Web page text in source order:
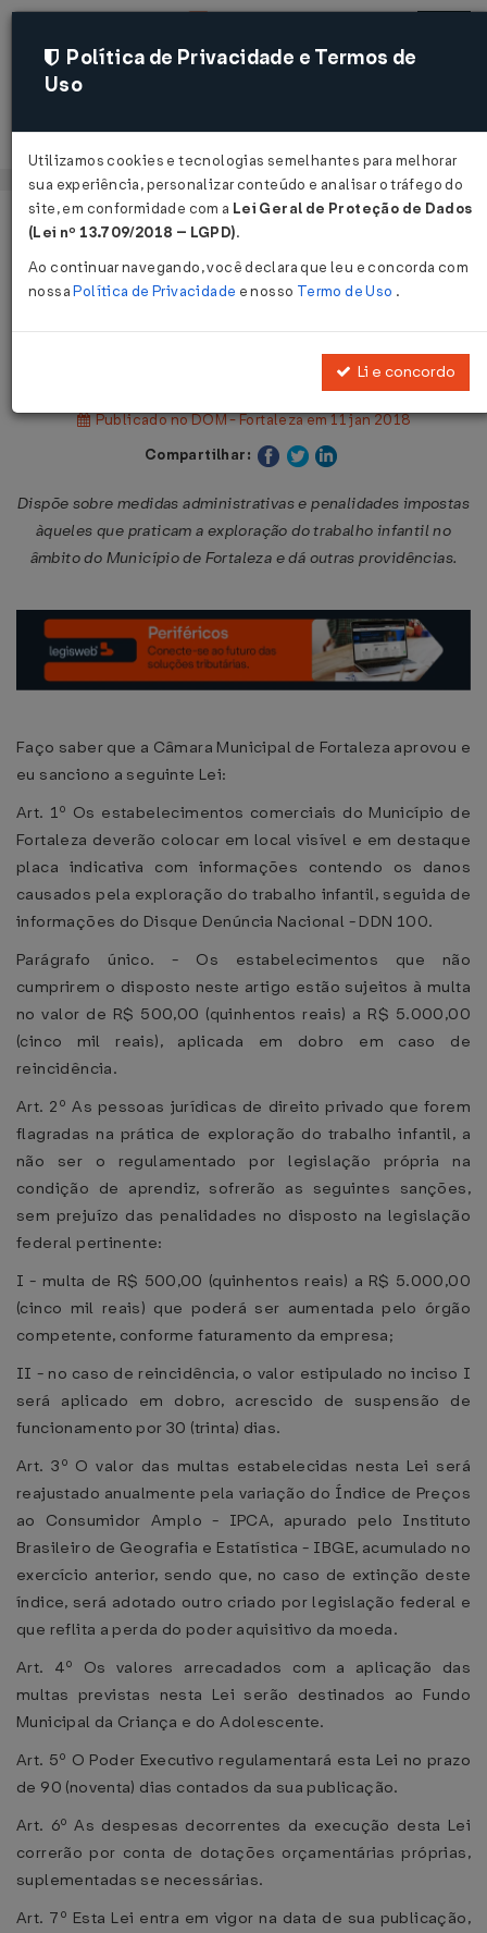
Acessar
Página Inicial
Legislações
Lei Nº 10661 DE 29/12/2017
Publicado no DOM - Fortaleza em 11 jan 2018
Compartilhar:
Dispõe sobre medidas administrativas e penalidades impostas
àqueles que praticam a exploração do trabalho infantil no
âmbito do Município de Fortaleza e dá outras providências.
Faço saber que a Câmara Municipal de Fortaleza aprovou e
eu sanciono a seguinte Lei:
Art. 1º Os estabelecimentos comerciais do Município de
Fortaleza deverão colocar em local visível e em destaque
placa indicativa com informações contendo os danos
causados pela exploração do trabalho infantil, seguida de
informações do Disque Denúncia Nacional - DDN 100.
Parágrafo único. - Os estabelecimentos que não
cumprirem o disposto neste artigo estão sujeitos à multa
no valor de R$ 500,00 (quinhentos reais) a R$ 5.000,00
(cinco mil reais), aplicada em dobro em caso de
reincidência.
Art. 2º As pessoas jurídicas de direito privado que forem
flagradas na prática de exploração do trabalho infantil, a
não ser o regulamentado por legislação própria na
condição de aprendiz, sofrerão as seguintes sanções,
sem prejuízo das penalidades no disposto na legislação
federal pertinente:
I - multa de R$ 500,00 (quinhentos reais) a R$ 5.000,00
(cinco mil reais) que poderá ser aumentada pelo órgão
competente, conforme faturamento da empresa;
II - no caso de reincidência, o valor estipulado no inciso I
será aplicado em dobro, acrescido de suspensão de
funcionamento por 30 (trinta) dias.
Art. 3º O valor das multas estabelecidas nesta Lei será
reajustado anualmente pela variação do Índice de Preços
ao Consumidor Amplo - IPCA, apurado pelo Instituto
Brasileiro de Geografia e Estatística - IBGE, acumulado no
exercício anterior, sendo que, no caso de extinção deste
índice, será adotado outro criado por legislação federal e
que reflita a perda do poder aquisitivo da moeda.
Art. 4º Os valores arrecadados com a aplicação das
multas previstas nesta Lei serão destinados ao Fundo
Municipal da Criança e do Adolescente.
Art. 5º O Poder Executivo regulamentará esta Lei no prazo
de 90 (noventa) dias contados da sua publicação.
Art. 6º As despesas decorrentes da execução desta Lei
correrão por conta de dotações orçamentárias próprias,
suplementadas se necessárias.
Art. 7º Esta Lei entra em vigor na data de sua publicação,
Política de Privacidade e Termos de
Uso
Utilizamos cookies e tecnologias semelhantes para melhorar
sua experiência, personalizar conteúdo e analisar o tráfego do
site, em conformidade com a Lei Geral de Proteção de Dados
(Lei nº 13.709/2018 – LGPD).
Ao continuar navegando, você declara que leu e concorda com
nossaPolítica de Privacidade e nosso Termo de Uso .
Li e concordo